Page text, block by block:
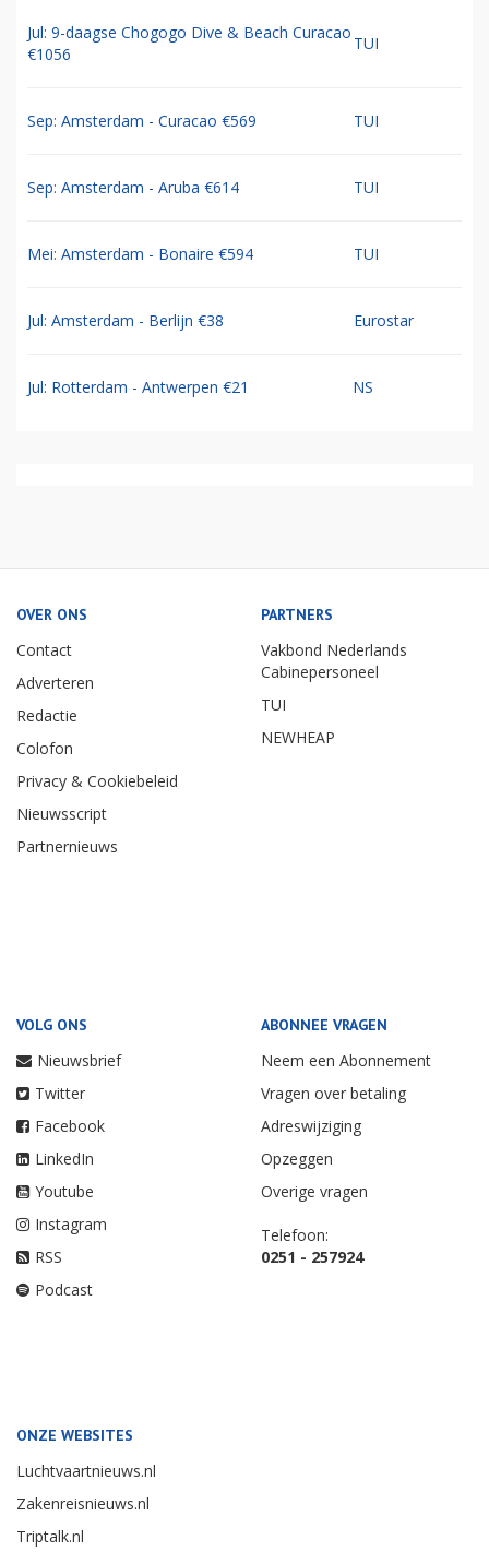
Jul: 9-daagse Chogogo Dive & Beach Curacao
€1056
TUI
Sep: Amsterdam - Curacao €569 TUI
Sep: Amsterdam - Aruba €614 TUI
Mei: Amsterdam - Bonaire €594 TUI
Jul: Amsterdam - Berlijn €38 Eurostar
Jul: Rotterdam - Antwerpen €21 NS
OVER ONS
Contact
Adverteren
Redactie
Colofon
Privacy & Cookiebeleid
Nieuwsscript
Partnernieuws
PARTNERS
Vakbond Nederlands
Cabinepersoneel
TUI
NEWHEAP
VOLG ONS
Nieuwsbrief
Twitter
Facebook
LinkedIn
Youtube
Instagram
RSS
Podcast
ABONNEE VRAGEN
Neem een Abonnement
Vragen over betaling
Adreswijziging
Opzeggen
Overige vragen
Telefoon:
0251 - 257924
ONZE WEBSITES
Luchtvaartnieuws.nl
Zakenreisnieuws.nl
Triptalk.nl